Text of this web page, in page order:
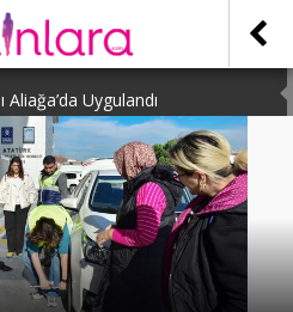
Uygulandı
Büyüledi
Öncü ve Güçlü”
Etkinliği
Oluyor